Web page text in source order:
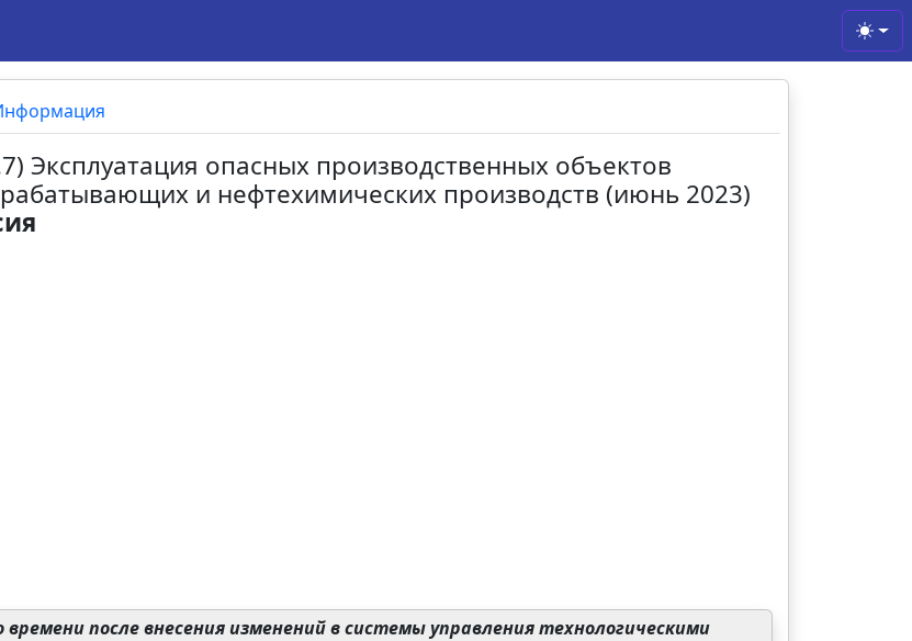
Эксплуатация опасных производственных объектов
и нефтехимических производств (июнь 2023)
времени после внесения изменений в системы управления технологическими